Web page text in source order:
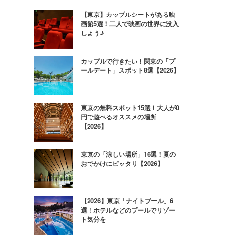
【東京】カップルシートがある映
画館5選！二人で映画の世界に没入
しよう♪
カップルで行きたい！関東の「プ
ールデート」スポット8選【2026】
東京の無料スポット15選！大人が0
円で遊べるオススメの場所
【2026】
東京の「涼しい場所」16選！夏の
おでかけにピッタリ【2026】
【2026】東京「ナイトプール」6
選！ホテルなどのプールでリゾー
ト気分を